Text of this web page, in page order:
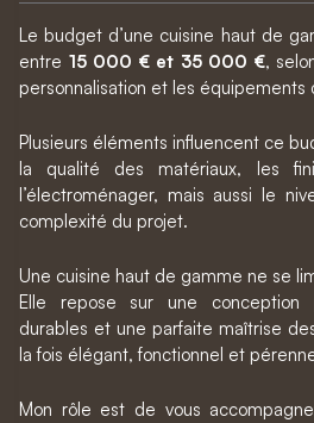
Le budget d’une cuisine haut de
entre 15 000 € et 35 000 €,
personnalisation et les équipements
Plusieurs éléments influencent ce
la qualité des matériaux, les
l’électroménager, mais aussi le
complexité du projet.
Une cuisine haut de gamme ne se
Elle repose sur une conception
durables et une parfaite maîtrise
la fois élégant, fonctionnel et
Mon rôle est de vous